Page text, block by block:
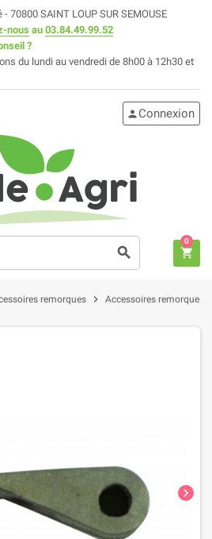
70800 SAINT LOUP SUR SEMOUSE
nous au 03.84.49.99.52
?
du lundi au vendredi de 8h00 à 12h30 et
search
person Connexion
shopping_cart
0
remorques chevron_right Accessoires remorques
chevron_right